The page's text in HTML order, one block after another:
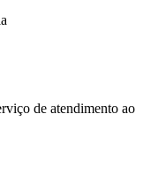
de atendimento ao